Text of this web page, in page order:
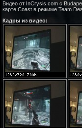
Видео от InCrysis.com c
карте Coast в режиме Team
Кадры из видео: